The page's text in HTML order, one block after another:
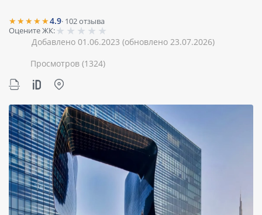
★★★★★4.9· 102отзыва
Оцените ЖК:★ ★ ★ ★ ★
Добавлено 01.06.2023 (обновлено 23.07.2026)
Просмотров (1324)